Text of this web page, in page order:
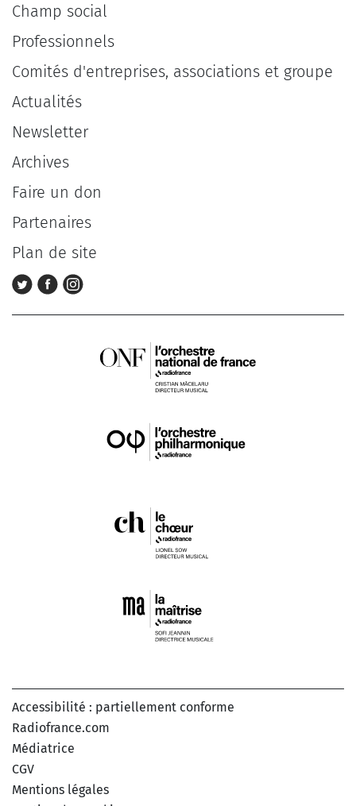
Champ social
Professionnels
Comités d'entreprises, associations et groupe
Actualités
Newsletter
Archives
Faire un don
Partenaires
Plan de site
Accessibilité : partiellement conforme
Radiofrance.com
Médiatrice
CGV
Mentions légales